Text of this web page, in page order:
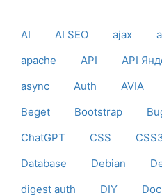
AI AI SEO ajax
apache
API API
async
Auth AVIA
Beget
Bootstrap
ChatGPT
CSS
Database
Debian
digest auth
DIY